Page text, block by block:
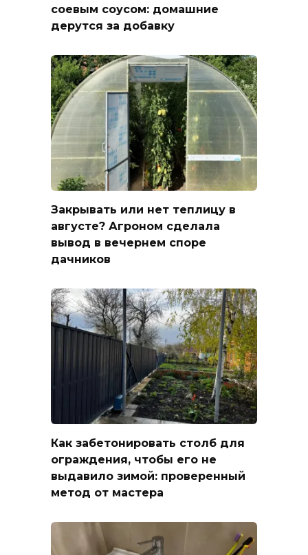
соевым соусом: домашние
дерутся за добавку
Закрывать или нет теплицу в
августе? Агроном сделала
вывод в вечернем споре
дачников
Как забетонировать столб для
ограждения, чтобы его не
выдавило зимой: проверенный
метод от мастера